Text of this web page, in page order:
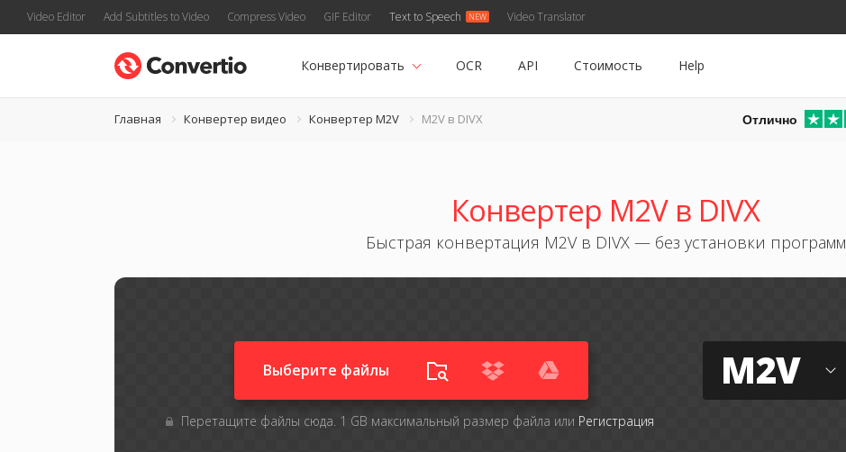
Video Editor Add Subtitles to Video Compress Video GIF Editor Text to Speech Video Translator
Конвертировать OCR API Стоимость Help
Главная Конвертер видео Конвертер M2V M2V в DIVX Отлично
Конвертер M2V в DIVX
Быстрая конвертация M2V в DIVX — без установки программ
Выберите файлы
Перетащите файлы сюда. 1 GB максимальный размер файла или Регистрация
M2V